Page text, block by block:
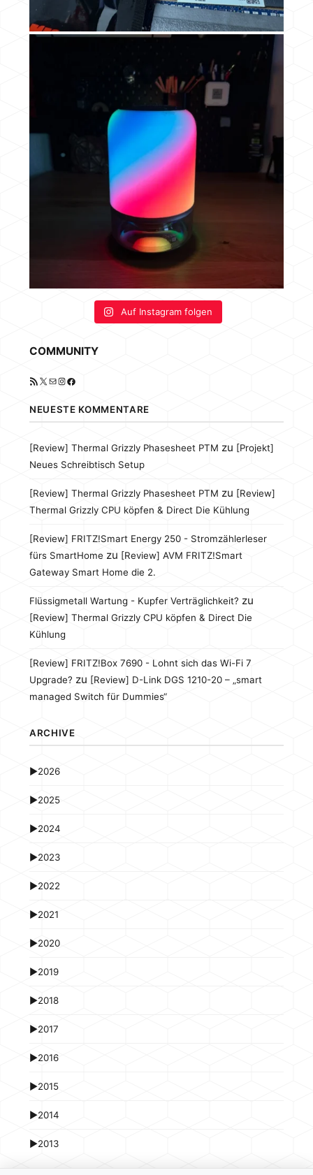
Auf Instagram folgen
COMMUNITY
RSS-Feed
X E-MailInstagram
Facebook
NEUESTE KOMMENTARE
[Review] Thermal Grizzly Phasesheet PTM zu [Projekt]
Neues Schreibtisch Setup
[Review] Thermal Grizzly Phasesheet PTM zu [Review]
Thermal Grizzly CPU köpfen & Direct Die Kühlung
[Review] FRITZ!Smart Energy 250 - Stromzählerleser
fürs SmartHome zu [Review] AVM FRITZ!Smart
Gateway Smart Home die 2.
Flüssigmetall Wartung - Kupfer Verträglichkeit? zu
[Review] Thermal Grizzly CPU köpfen & Direct Die
Kühlung
[Review] FRITZ!Box 7690 - Lohnt sich das Wi-Fi 7
Upgrade? zu [Review] D-Link DGS 1210-20 – „smart
managed Switch für Dummies“
ARCHIVE
►2026
►2025
►2024
►2023
►2022
►2021
►2020
►2019
►2018
►2017
►2016
►2015
►2014
►2013